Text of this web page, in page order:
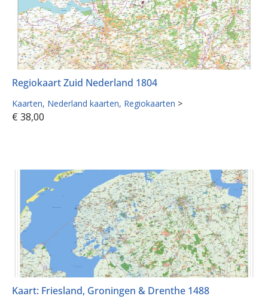
Regiokaart Zuid Nederland 1804
Kaarten Nederland kaarten Regiokaarten >
€ 38,00
Kaart: Friesland, Groningen & Drenthe 1488